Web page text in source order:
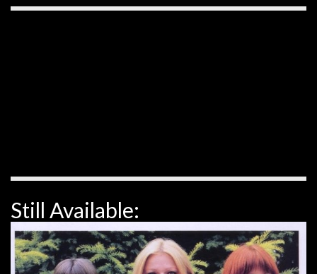
Still Available: